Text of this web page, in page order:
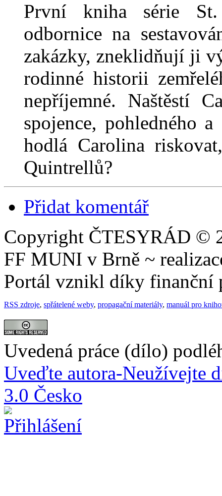
První kniha série
odbornice na
zakázky, zneklidňují ji
rodinné historii
nepříjemné. Naštěstí
spojence, pohledného
hodlá Carolina
Quintrellů?
Přidat komentář
Copyright ČTESYRÁD ©
FF MUNI v Brně ~
Portál vznikl díky finanční
RSS zdroje, spřátelené weby, propagační materiály, manuál pro
Uvedená práce (dílo)
Uveďte autora-Neužívejte
3.0 Česko